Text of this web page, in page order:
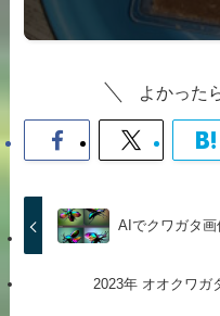
よかった
AIでクワガタ画
2023年 オオクワガ